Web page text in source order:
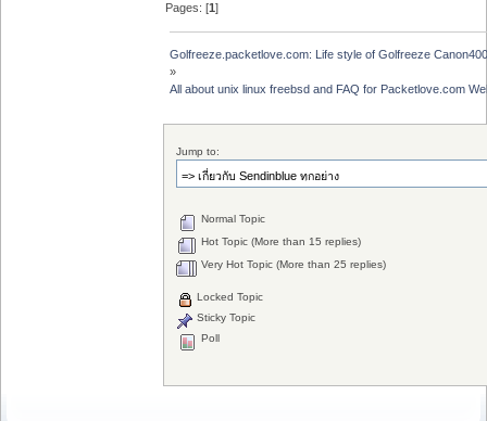
Pages: [1]
Golfreeze.packetlove.com: Life style of Golfreeze
»
All about unix linux freebsd and FAQ for Packetlove.com
Jump to:
Normal Topic
Hot Topic (More than 15 replies)
Very Hot Topic (More than 25 replies)
Locked Topic
Sticky Topic
Poll